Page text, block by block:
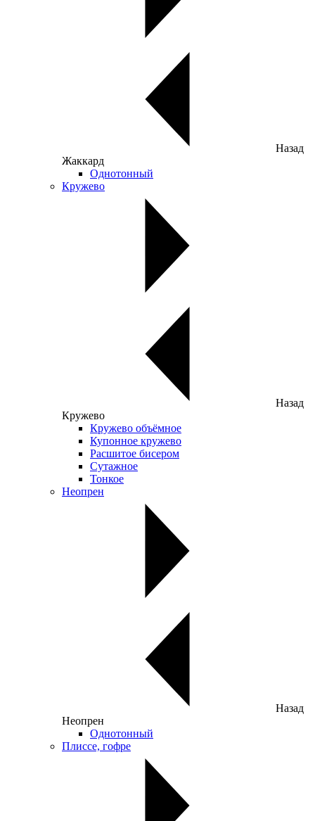
Назад
Жаккард
Однотонный
Кружево
Назад
Кружево
Кружево объёмное
Купонное кружево
Расшитое бисером
Сутажное
Тонкое
Неопрен
Назад
Неопрен
Однотонный
Плиссе, гофре